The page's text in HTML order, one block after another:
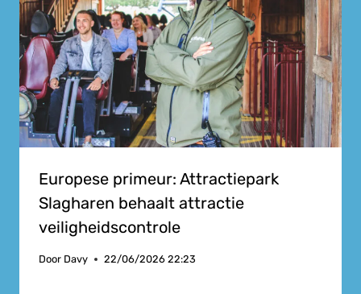
Europese primeur: Attractiepark
Slagharen behaalt attractie
veiligheidscontrole
Door Davy 22/06/2026 22:23